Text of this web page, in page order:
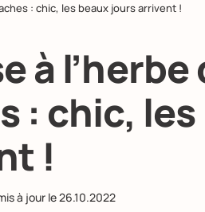
: chic, les beaux jours arrivent !
à l’herbe
: chic,
!
à jour le26.10.2022